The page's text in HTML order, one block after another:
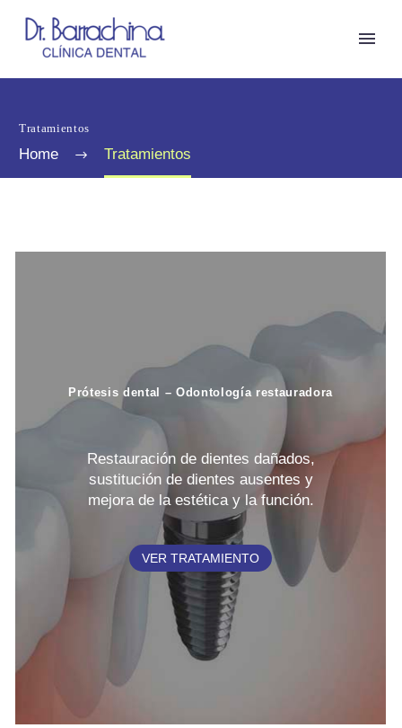
Tratamientos
Home Tratamientos
Prótesis dental – Odontología restauradora
Restauración de dientes dañados,
sustitución de dientes ausentes y
mejora de la estética y la función.
VER TRATAMIENTO